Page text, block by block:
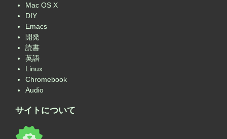
Mac OS X
DIY
Emacs
開発
読書
英語
Linux
Chromebook
Audio
サイトについて